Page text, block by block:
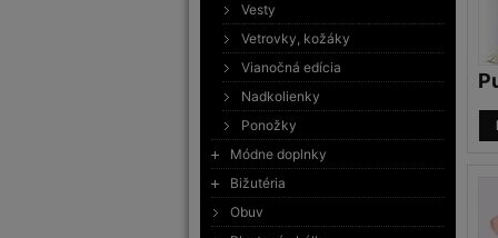
Vesty
Vetrovky, kožáky
Vianočná edícia
Nadkolienky
Ponožky
Módne doplnky
Bižutéria
Obuv